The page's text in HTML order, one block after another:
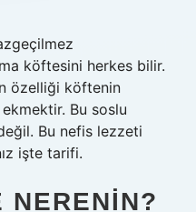
köftesini herkes bilir.
özelliği köftenin
Bu soslu
Bu nefis lezzeti
işte tarifi.
NERENIN?